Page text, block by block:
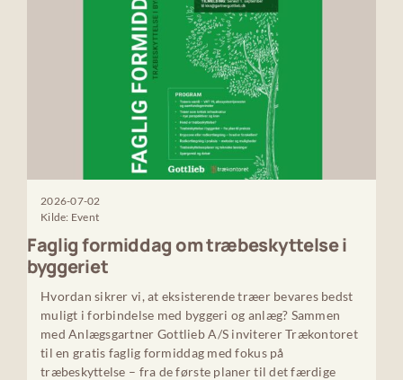
2026-07-02
Kilde: Event
Faglig formiddag om træbeskyttelse i
byggeriet
Hvordan sikrer vi, at eksisterende træer bevares bedst
muligt i forbindelse med byggeri og anlæg? Sammen
med Anlægsgartner Gottlieb A/S inviterer Trækontoret
til en gratis faglig formiddag med fokus på
træbeskyttelse – fra de første planer til det færdige